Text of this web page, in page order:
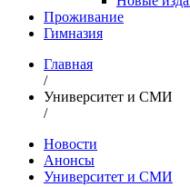
Проживание
Гимназия
Главная
/
Университет и СМИ
/
Новости
Анонсы
Университет и СМИ